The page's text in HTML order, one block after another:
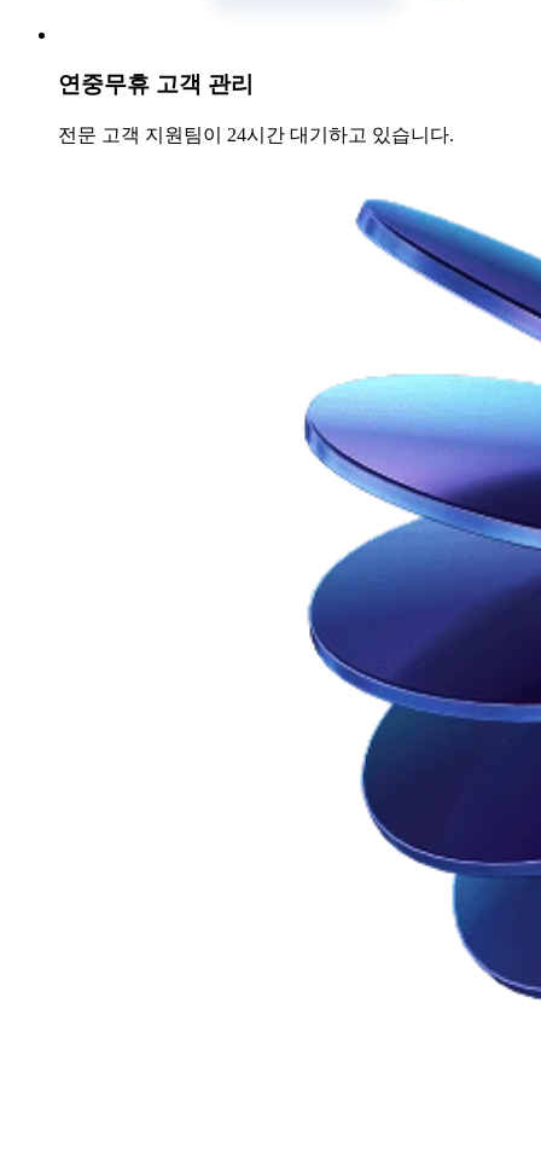
연중무휴 고객 관리
전문 고객 지원팀이 24시간 대기하고 있습니다.